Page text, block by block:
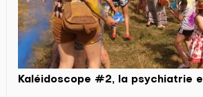
Kaléidoscope #2, la psychiatrie